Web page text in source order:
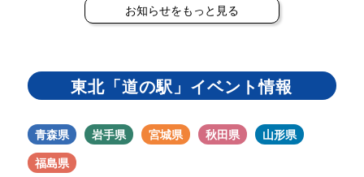
お知らせをもっと見る
東北「道の駅」イベント情報
青森県 岩手県 宮城県 秋田県
山形県
福島県